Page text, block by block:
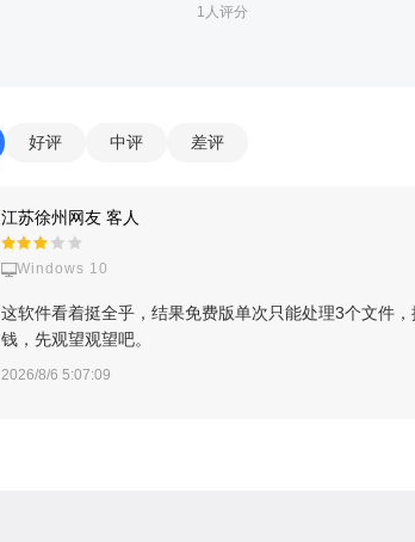
1人评分
好评 中评 差评
江苏徐州网友 客人
Windows 10
这软件看着挺全乎，结果免费版单次只能处理3个文件
钱，先观望观望吧。
2026/8/6 5:07:09